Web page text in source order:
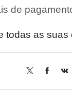
de
todas as suas